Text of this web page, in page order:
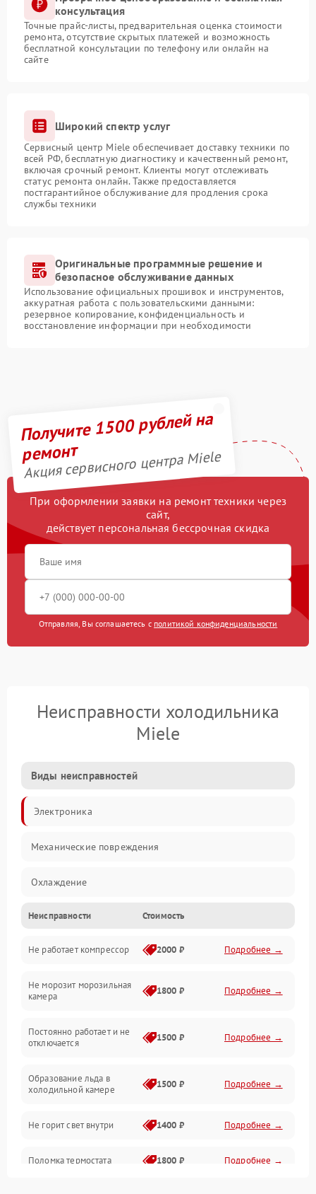
консультация
Точные прайс-листы, предварительная оценка стоимости
ремонта, отсутствие скрытых платежей и возможность
бесплатной консультации по телефону или онлайн на
сайте
Широкий спектр услуг
Сервисный центр Miele обеспечивает доставку техники по
всей РФ, бесплатную диагностику и качественный ремонт,
включая срочный ремонт. Клиенты могут отслеживать
статус ремонта онлайн. Также предоставляется
постгарантийное обслуживание для продления срока
службы техники
Оригинальные программные решение и
безопасное обслуживание данных
Использование официальных прошивок и инструментов,
аккуратная работа с пользовательскими данными:
резервное копирование, конфиденциальность и
восстановление информации при необходимости
Получите 1500 рублей на
ремонт
Акция сервисного центра Miele
При оформлении заявки на ремонт техники через
сайт,
действует персональная бессрочная скидка
Отправляя, Вы соглашаетесь с политикой конфиденциальности
Неисправности холодильника
Miele
Виды неисправностей
Электроника
Механические повреждения
Охлаждение
Механика
Электропитание
Дренаж
Неисправности Стоимость
Не работает компрессор 2000 ₽ Подробнее →
Не морозит морозильная
камера
1800 ₽ Подробнее →
Постоянно работает и не
отключается
1500 ₽ Подробнее →
Образование льда в
холодильной камере
1500 ₽ Подробнее →
Не горит свет внутри 1400 ₽ Подробнее →
Поломка термостата 1800 ₽ Подробнее →